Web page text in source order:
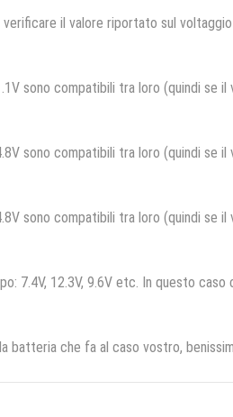
il valore riportato sul
sono compatibili tra loro (quindi
sono compatibili tra loro (quindi
sono compatibili tra loro (quindi
7.4V, 12.3V, 9.6V etc. In questo
batteria che fa al caso vostro,